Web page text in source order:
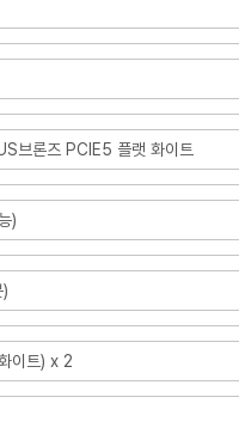
브론즈 PCIE5 플랫 화이트
)
이트) x 2